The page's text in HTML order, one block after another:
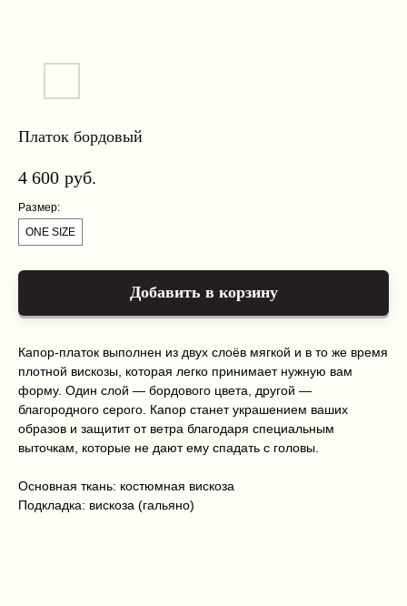
Платок бордовый
4 600 руб.
Размер:
ONE SIZE
Добавить в корзину
Капор-платок выполнен из двух слоёв мягкой и в то же время
плотной вискозы, которая легко принимает нужную вам
форму. Один слой — бордового цвета, другой —
благородного серого. Капор станет украшением ваших
образов и защитит от ветра благодаря специальным
выточкам, которые не дают ему спадать с головы.
Основная ткань: костюмная вискоза
Подкладка: вискоза (гальяно)
О нас
Kiriclan © 2025 Design by 456 Studio
+7 999 216 91 51
kiriclanspb@gmail.com
Оплата и доставка
Условия возврата и гарантии